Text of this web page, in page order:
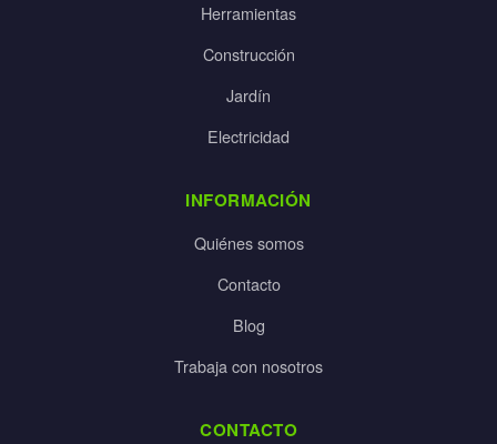
Herramientas
Construcción
Jardín
Electricidad
INFORMACIÓN
Quiénes somos
Contacto
Blog
Trabaja con nosotros
CONTACTO